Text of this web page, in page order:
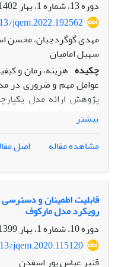
درصد می‌شود، همچنین،
داده شده 94 درصد برآورد شده است.
دوره 13، شماره 1، بهار 1402، صفحه
jqem.2022.192562
مهدی گوگردچیان، محسن
سهیل امامیان
چکیده هزینه، زمان و
عوامل مهم و ضروری در
پژوهش ارائه مدل
نیازو ویژگی‌های
محصولات هواپایه بومی
و اولویت‌بندی نیازهای
محصول را با تحویل و
این پژوهش از نظر اجرا،
و تاییدی است. نتایج
وضرایب مسیر و نتیجه
ضریب
و در
بیشتر
مشاهده مقاله
اصل
قابلیت اطمینان و
رویکرد مدل مارکوف
دوره 10، شماره 1، بهار 1399، صفحه
jqem.2020.115120
قنبر عباس پور اسفدن